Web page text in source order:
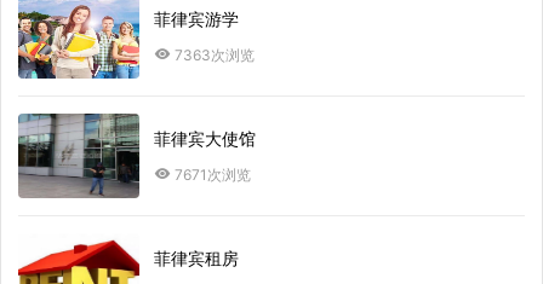
菲律宾游学
7363次浏览
菲律宾大使馆
7671次浏览
菲律宾租房